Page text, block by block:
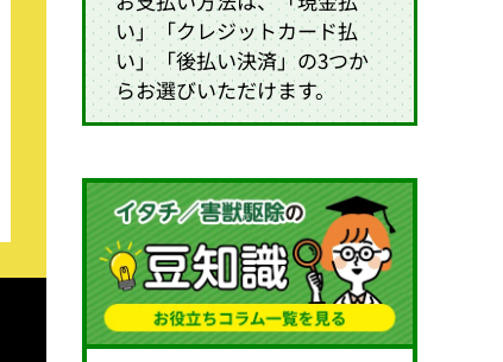
い」「クレジットカード払
い」「後払い決済」の3つか
らお選びいただけます。